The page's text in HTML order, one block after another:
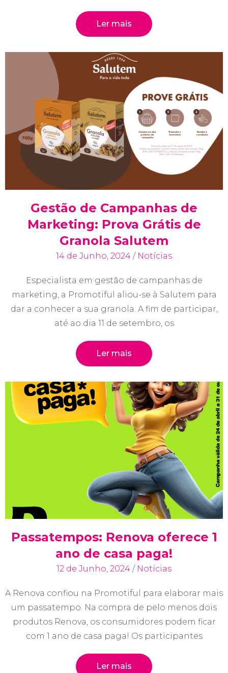
Ler mais
Gestão de Campanhas de
Marketing: Prova Grátis de
Granola Salutem
14 de Junho, 2024 / Notícias
Especialista em gestão de campanhas de
marketing, a Promotiful aliou-se à Salutem para
dar a conhecer a sua granola. A fim de participar,
até ao dia 11 de setembro, os
Ler mais
Passatempos: Renova oferece 1
ano de casa paga!
12 de Junho, 2024 / Notícias
A Renova confiou na Promotiful para elaborar mais
um passatempo. Na compra de pelo menos dois
produtos Renova, os consumidores podem ficar
com 1 ano de casa paga! Os participantes
Ler mais